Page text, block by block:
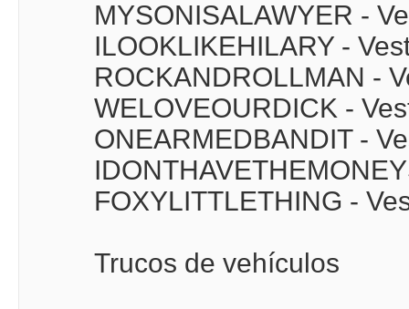
MYSONISALAWYER -
ILOOKLIKEHILARY -
ROCKANDROLLMAN -
WELOVEOURDICK -
ONEARMEDBANDIT -
FOXYLITTLETHING -
Trucos de vehículos